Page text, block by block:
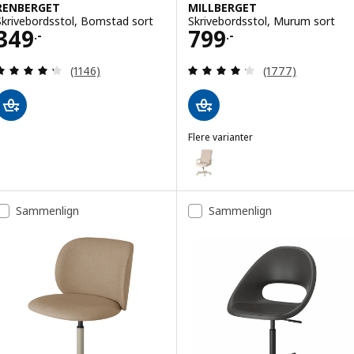
Bomstad sort
.-
349.-
Anmeld: 4.3 ud af 5 Stjerner. Anmeldelser i alt:
(1146)
MILLBERGET
Skrivebordsstol, Murum sort
799.-
Pris 799.-
Anmeld: 4.2 ud
(1777)
Flere varianter
MILLBERGET
Mulighed: MILLBERGET,
Sammenlign Sammenlign